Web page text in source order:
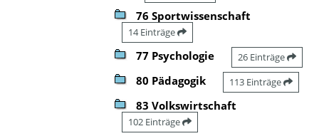
76 Sportwissenschaft
14 Einträge
77 Psychologie 26 Einträge
80 Pädagogik 113 Einträge
83 Volkswirtschaft
102 Einträge